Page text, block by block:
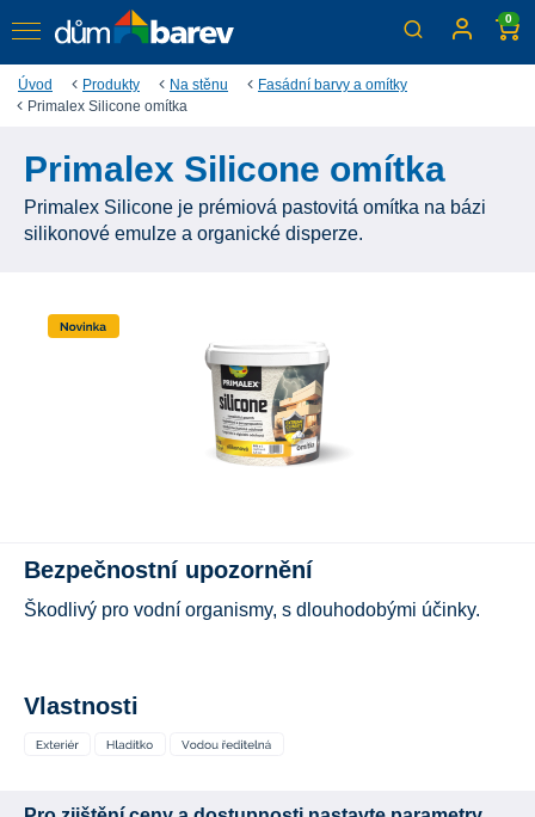
0
Úvod Produkty Na stěnu
Fasádní barvy a omítky
Primalex Silicone omítka
Primalex Silicone omítka
Primalex Silicone je prémiová pastovitá omítka na bázi
silikonové emulze a organické disperze.
Bezpečnostní upozornění
Škodlivý pro vodní organismy, s dlouhodobými účinky.
Vlastnosti